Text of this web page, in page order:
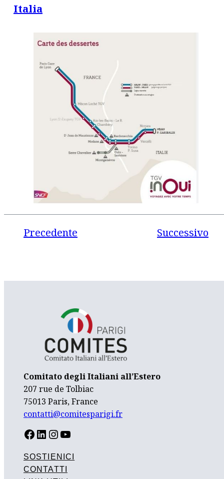
Italia
Precedente Successivo
Comitato degli Italiani all’Estero
207 rue de Tolbiac
75013 Paris, France
contatti@comitesparigi.fr
FACEBOOK LINKEDIN INSTAGRAM YOUTUBE
SOSTIENICI
CONTATTI